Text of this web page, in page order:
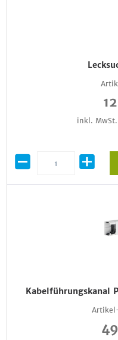
inkl. MwSt.
Kabelführungskanal